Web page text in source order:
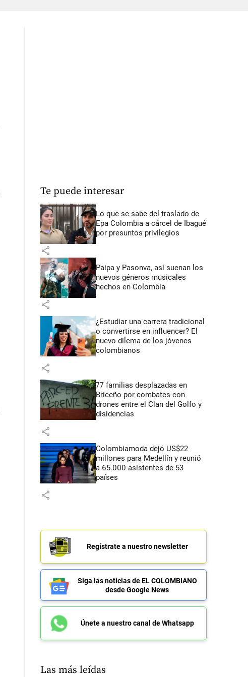
Te puede interesar
Lo que se sabe del traslado de
Epa Colombia a cárcel de Ibagué
por presuntos privilegios
share
Paipa y Pasonva, así suenan los
nuevos géneros musicales
hechos en Colombia
share
¿Estudiar una carrera tradicional
o convertirse en influencer? El
nuevo dilema de los jóvenes
colombianos
share
77 familias desplazadas en
Briceño por combates con
drones entre el Clan del Golfo y
disidencias
share
Colombiamoda dejó US$22
millones para Medellín y reunió
a 65.000 asistentes de 53
países
share
Regístrate a nuestro newsletter
Siga las noticias de EL COLOMBIANO
desde Google News
Únete a nuestro canal de Whatsapp
Las más leídas